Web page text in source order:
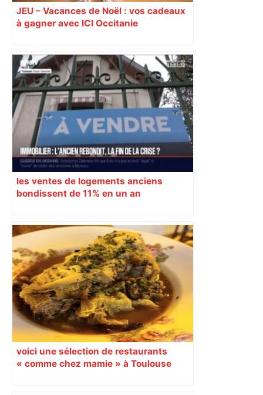
JEU – Vacances de Noël : vos cadeaux
à gagner avec ICI Occitanie
les ventes de logements anciens
bondissent de 11% en un an
voici une sélection de restaurants
« comme chez mamie » à Toulouse